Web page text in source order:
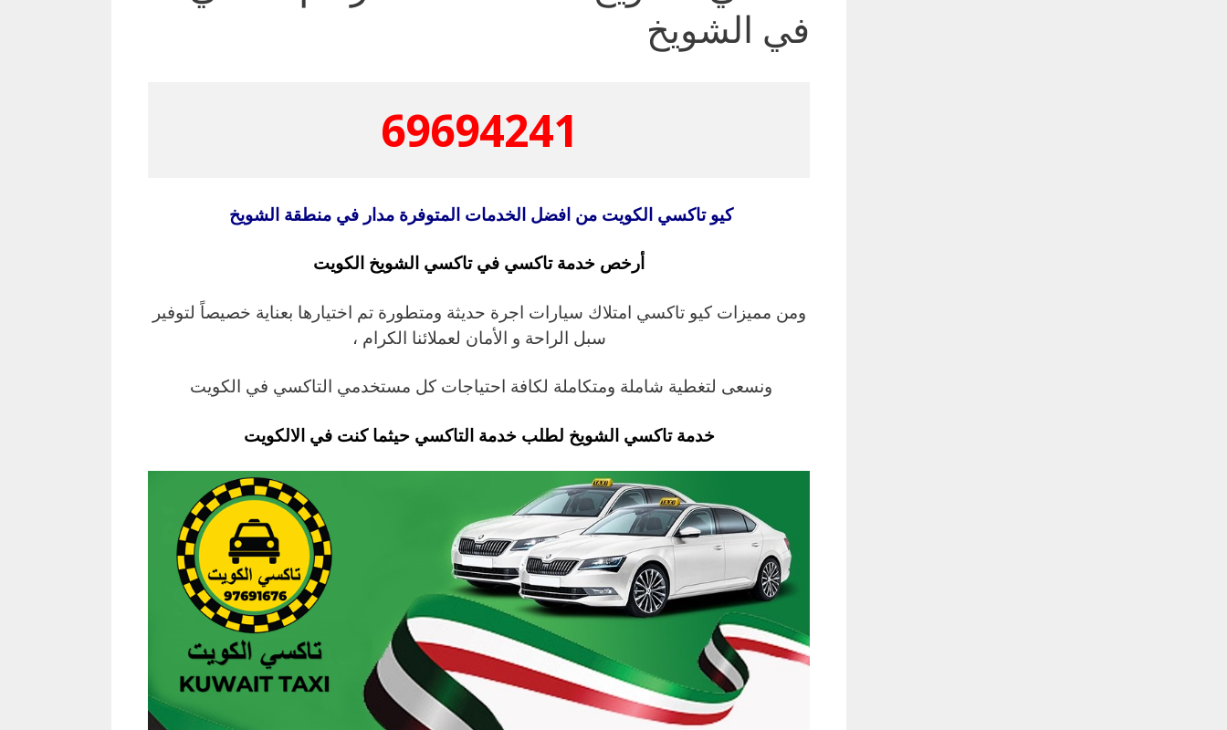
في الشويخ
69694241
كيو تاكسي الكويت من افضل الخدمات المتوفرة مدار في منطقة الشويخ
أرخص خدمة تاكسي في تاكسي الشويخ الكويت
ومن مميزات كيو تاكسي امتلاك سيارات اجرة حديثة ومتطورة تم اختيارها بعناية خصيصاً لتوفير
سبل الراحة و الأمان لعملائنا الكرام ،
ونسعى لتغطية شاملة ومتكاملة لكافة احتياجات كل مستخدمي التاكسي في الكويت
خدمة تاكسي الشويخ لطلب خدمة التاكسي حيثما كنت في الالكويت